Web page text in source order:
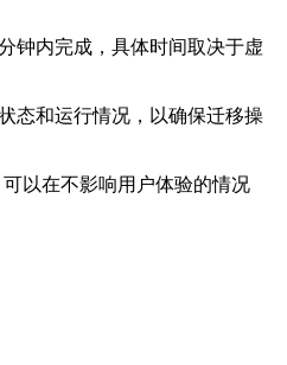
钟内完成，具体时间取决于虚
态和运行情况，以确保迁移操
以在不影响用户体验的情况